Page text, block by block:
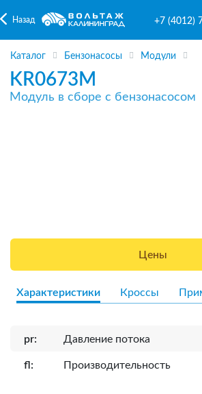
Назад +7 (4012)
Каталог Бензонасосы Модули
KR0673M
Модуль в сборе с бензонасосом
Цены
Характеристики Кроссы
pr: Давление потока
fl: Производительность